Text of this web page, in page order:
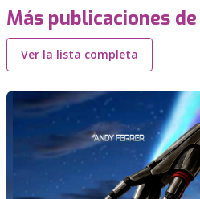
Más publicaciones
Ver la lista completa